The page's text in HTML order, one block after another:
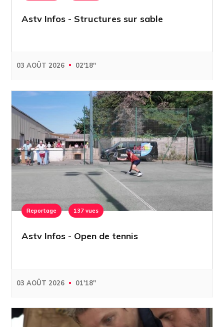
Astv Infos - Structures sur sable
03 AOÛT 2026 02'18''
Reportage 137 vues
Astv Infos - Open de tennis
03 AOÛT 2026 01'18''